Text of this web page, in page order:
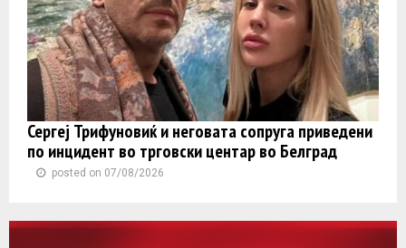
Сергеј Трифуновиќ и неговата сопруга приведени
по инцидент во трговски центар во Белград
posted on 07/08/2026